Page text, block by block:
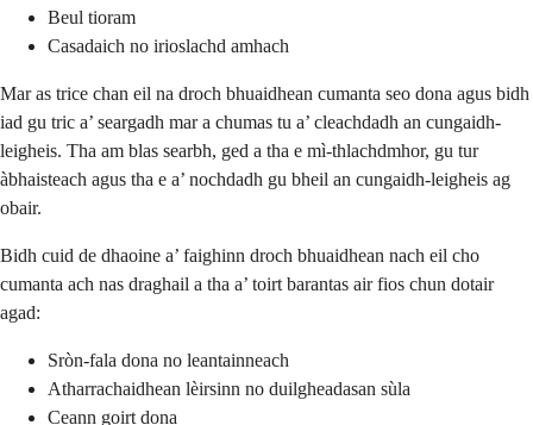
Beul tioram
Casadaich no irioslachd amhach
Mar as trice chan eil na droch bhuaidhean cumanta seo dona agus bidh
iad gu tric a’ seargadh mar a chumas tu a’ cleachdadh an cungaidh-
leigheis. Tha am blas searbh, ged a tha e mì-thlachdmhor, gu tur
àbhaisteach agus tha e a’ nochdadh gu bheil an cungaidh-leigheis ag
obair.
Bidh cuid de dhaoine a’ faighinn droch bhuaidhean nach eil cho
cumanta ach nas draghail a tha a’ toirt barantas air fios chun dotair
agad:
Sròn-fala dona no leantainneach
Atharrachaidhean lèirsinn no duilgheadasan sùla
Ceann goirt dona